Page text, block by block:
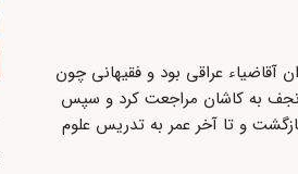
شاگردان آقاضیاء عراقی بود و فقیهانی چون
نجف به کاشان مراجعت کرد و سپس
و تا آخر عمر به تدریس علوم